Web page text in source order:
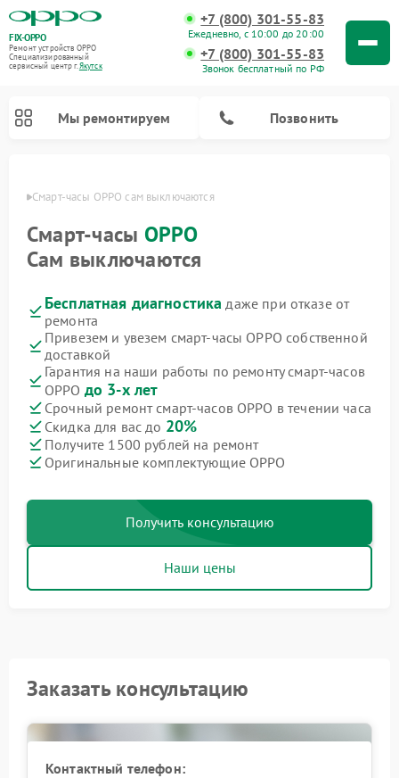
FIX-OPPO
Ремонт устройств OPPO
Специализированный
cервисный центр г.Якутск
+7 (800) 301-55-83
Ежедневно, с 10:00 до 20:00
+7 (800) 301-55-83
Звонок бесплатный по РФ
Мы ремонтируем Позвонить
Смарт-часы OPPO сам выключаются
Смарт-часы OPPO
Сам выключаются
Бесплатная диагностика даже при отказе от
ремонта
Привезем и увезем смарт-часы OPPO собственной
доставкой
Гарантия на наши работы по ремонту смарт-часов
OPPO до 3-х лет
Срочный ремонт смарт-часов OPPO в течении часа
Скидка для вас до 20%
Получите 1500 рублей на ремонт
Оригинальные комплектующие OPPO
Получить консультацию
Наши цены
Заказать консультацию
Контактный телефон: